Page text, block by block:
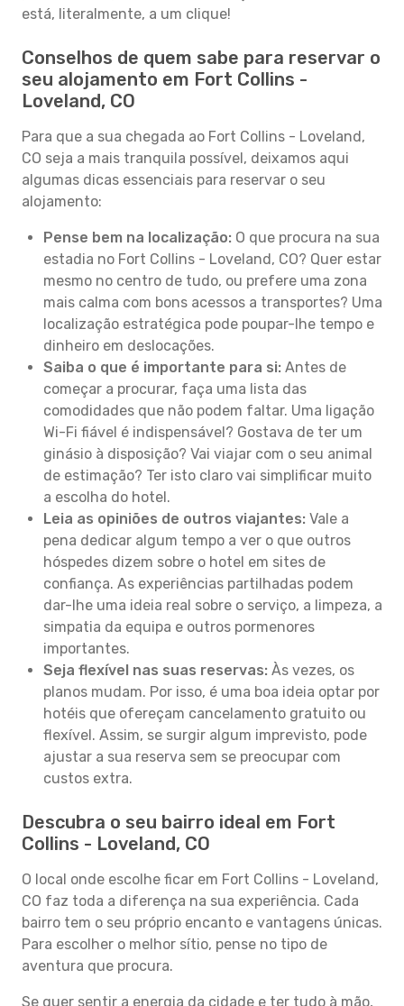
está, literalmente, a um clique!
Conselhos de quem sabe para reservar o
seu alojamento em Fort Collins -
Loveland, CO
Para que a sua chegada ao Fort Collins - Loveland,
CO seja a mais tranquila possível, deixamos aqui
algumas dicas essenciais para reservar o seu
alojamento:
Pense bem na localização: O que procura na sua
estadia no Fort Collins - Loveland, CO? Quer estar
mesmo no centro de tudo, ou prefere uma zona
mais calma com bons acessos a transportes? Uma
localização estratégica pode poupar-lhe tempo e
dinheiro em deslocações.
Saiba o que é importante para si: Antes de
começar a procurar, faça uma lista das
comodidades que não podem faltar. Uma ligação
Wi-Fi fiável é indispensável? Gostava de ter um
ginásio à disposição? Vai viajar com o seu animal
de estimação? Ter isto claro vai simplificar muito
a escolha do hotel.
Leia as opiniões de outros viajantes: Vale a
pena dedicar algum tempo a ver o que outros
hóspedes dizem sobre o hotel em sites de
confiança. As experiências partilhadas podem
dar-lhe uma ideia real sobre o serviço, a limpeza, a
simpatia da equipa e outros pormenores
importantes.
Seja flexível nas suas reservas: Às vezes, os
planos mudam. Por isso, é uma boa ideia optar por
hotéis que ofereçam cancelamento gratuito ou
flexível. Assim, se surgir algum imprevisto, pode
ajustar a sua reserva sem se preocupar com
custos extra.
Descubra o seu bairro ideal em Fort
Collins - Loveland, CO
O local onde escolhe ficar em Fort Collins - Loveland,
CO faz toda a diferença na sua experiência. Cada
bairro tem o seu próprio encanto e vantagens únicas.
Para escolher o melhor sítio, pense no tipo de
aventura que procura.
Se quer sentir a energia da cidade e ter tudo à mão,